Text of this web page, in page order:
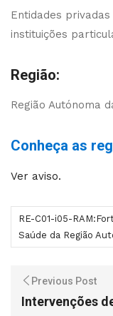
Entidades
instituições
Região:
Região Autónoma
Conheça as
Ver aviso.
RE-C01-i05-
Saúde da Região
Previous Post
Intervenções